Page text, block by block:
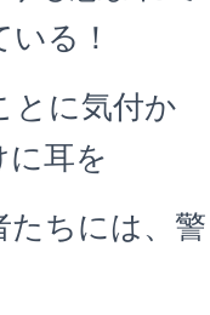
る！
に気付か
に耳を
ちには、警